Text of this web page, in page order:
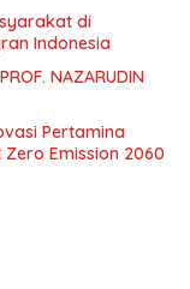
di
Indonesia
NAZARUDIN
Pertamina
Emission 2060